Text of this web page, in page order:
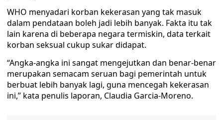
WHO menyadari korban kekerasan yang tak masuk
dalam pendataan boleh jadi lebih banyak. Fakta itu tak
lain karena di beberapa negara termiskin, data terkait
korban seksual cukup sukar didapat.
“Angka-angka ini sangat mengejutkan dan benar-benar
merupakan semacam seruan bagi pemerintah untuk
berbuat lebih banyak lagi, guna mencegah kekerasan
ini,” kata penulis laporan, Claudia Garcia-Moreno.